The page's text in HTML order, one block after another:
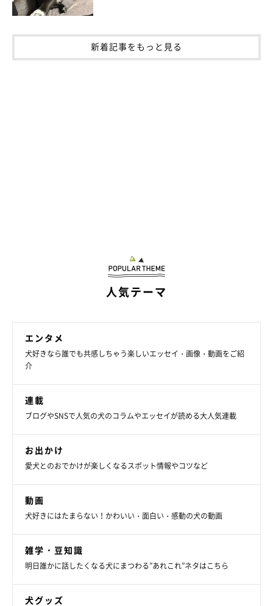
しながら成長していくことでしょうね！
ム！ ハスキー兄弟の「仲良しすぎる姿」が尊
時、生後3カ月）。とある日、2頭は同じベッドでまったりとくつろ
に「あご乗せ」をしていたんです！ 当時の様子について、飼い主
写真提供・取材協力／Twitter（@Apollo_Husky_12さん）
※この記事は投稿者さまにご了承をいただいたうえで制作してい
ます。
取材・文／雨宮カイ
新着記事をもっと見る
人気テーマ
エンタメ
犬好きなら誰でも共感しちゃう楽しいエッセイ・画像・動画をご紹
介
連載
ブログやSNSで人気の犬のコラムやエッセイが読める大人気連載
お出かけ
愛犬とのおでかけが楽しくなるスポット情報やコツなど
動画
犬好きにはたまらない！かわいい・面白い・感動の犬の動画
雑学・豆知識
明日誰かに話したくなる犬にまつわる”あれこれ”ネタはこちら
犬グッズ